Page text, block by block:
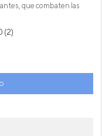
que combaten las
(2)